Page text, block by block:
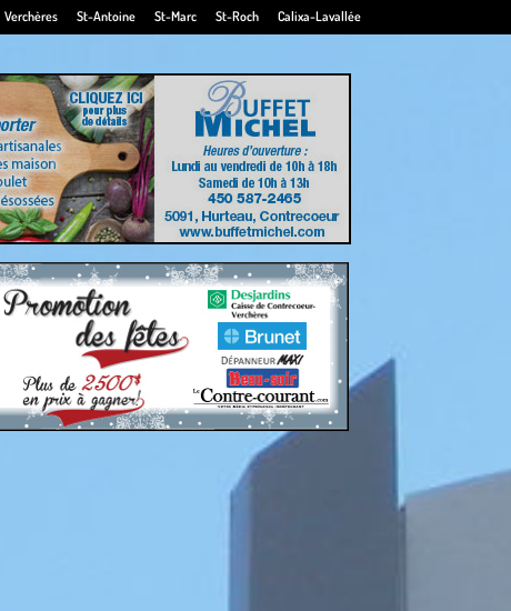
Verchères St-Antoine St-Marc St-Roch Calixa-Lavallée